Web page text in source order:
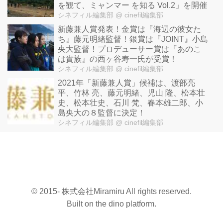
を観て、ミャンマー を知る Vol.2」を開催
シネフィル編集部 @ cinefil編集部
新藤兼人賞発表！金賞は『海辺の彼女た
ち』藤元明緒監督！銀賞は『JOINT』小島
央大監督！プロデューサー賞は『あのこ
は貴族』の西ヶ谷寿一氏が受賞！
シネフィル編集部 @ cinefil編集部
2021年「新藤兼人賞」候補は、渡部亮
平、竹林 亮、藤元明緒、児山 隆、松本壮
史、松本壮史、石川 梵、春本雄二郎、小
島央大の８監督に決定！
シネフィル編集部 @ cinefil編集部
© 2015- 株式会社Miramiru All rights reserved.
Built on the dino platform.